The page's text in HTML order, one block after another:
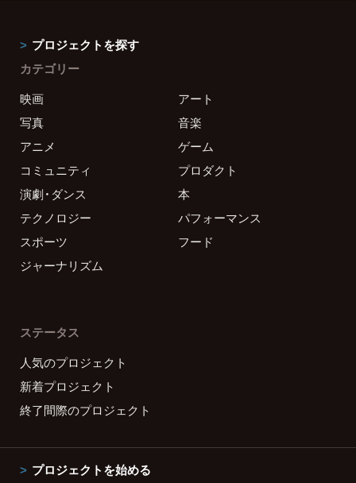
プロジェクトを探す
カテゴリー
映画
アート
写真
音楽
アニメ
ゲーム
コミュニティ
プロダクト
演劇・ダンス
本
テクノロジー
パフォーマンス
スポーツ
フード
ジャーナリズム
ステータス
人気のプロジェクト
新着プロジェクト
終了間際のプロジェクト
プロジェクトを始める